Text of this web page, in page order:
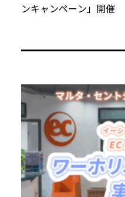
ンキャンペーン」開催